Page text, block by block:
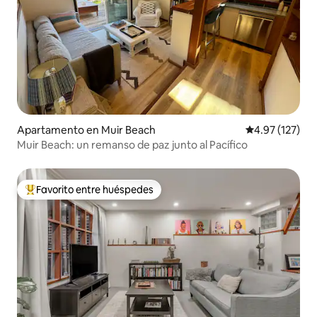
Apartamento en Muir Beach Calificación
4.97 (127)
Muir Beach: un remanso de paz junto al Pacífico
Favorito entre huéspedes preferido
Favorito entre huéspedes